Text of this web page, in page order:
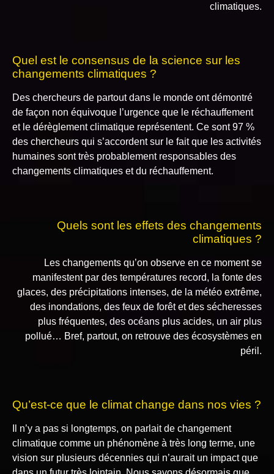
climatiques.
Quel est le consensus de la science sur les
changements climatiques ?
Des chercheurs de partout dans le monde ont démontré
de façon non équivoque l’urgence que le réchauffement
et le dérèglement climatique représentent. Ce sont 97 %
des chercheurs qui s’accordent sur le fait que les activités
humaines sont très probablement responsables des
changements climatiques et du réchauffement.
Quels sont les effets des changements
climatiques ?
Les changements qu’on observe en ce moment se
manifestent par des températures record, la fonte des
glaces, des précipitations intenses, de la météo extrême,
des inondations, des feux de forêt et des sécheresses
plus fréquentes, des océans plus acides, un air plus
pollué… Bref, partout, on retrouve des écosystèmes en
péril.
Qu’est-ce que le climat change dans nos vies ?
Il n’y a pas si longtemps, on parlait de changement
climatique comme un phénomène à très long terme, une
vision sur plusieurs décennies qui n’aurait un impact que